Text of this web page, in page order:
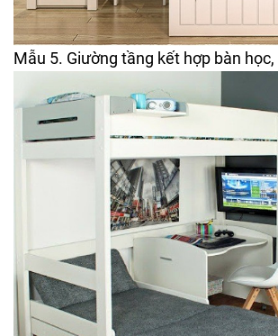
Mẫu 5. Giường tầng kết hợp bàn